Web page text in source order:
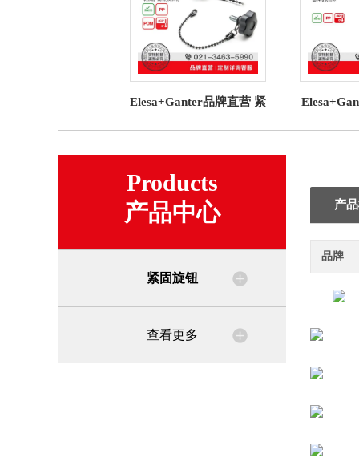
Elesa+Ganter品牌直营 紧
高科技聚合物
钮高科
Products
产品中心
紧固旋钮
查看更多
产
品牌